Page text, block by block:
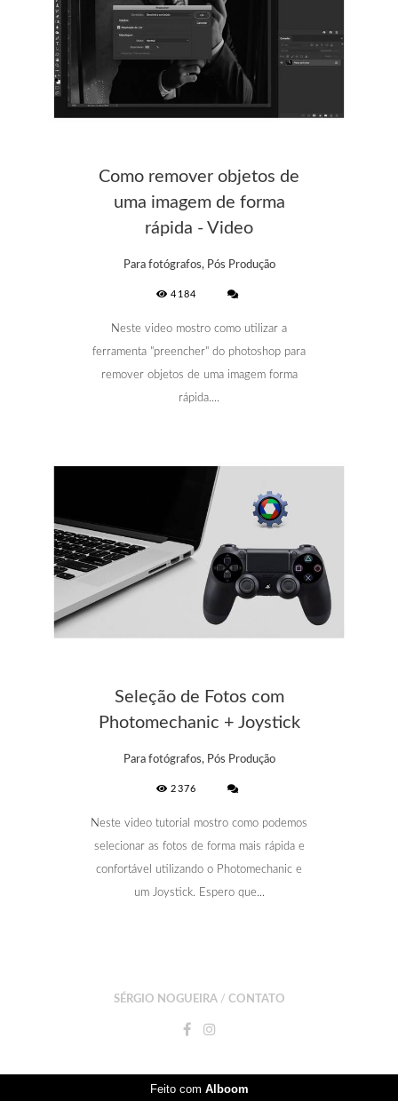
Como remover objetos de
uma imagem de forma
rápida - Video
Para fotógrafos, Pós Produção
4184
Neste video mostro como utilizar a
ferramenta "preencher" do photoshop para
remover objetos de uma imagem forma
rápida....
Seleção de Fotos com
Photomechanic + Joystick
Para fotógrafos, Pós Produção
2376
Neste video tutorial mostro como podemos
selecionar as fotos de forma mais rápida e
confortável utilizando o Photomechanic e
um Joystick. Espero que...
SÉRGIO NOGUEIRA/ CONTATO
Feito com Alboom